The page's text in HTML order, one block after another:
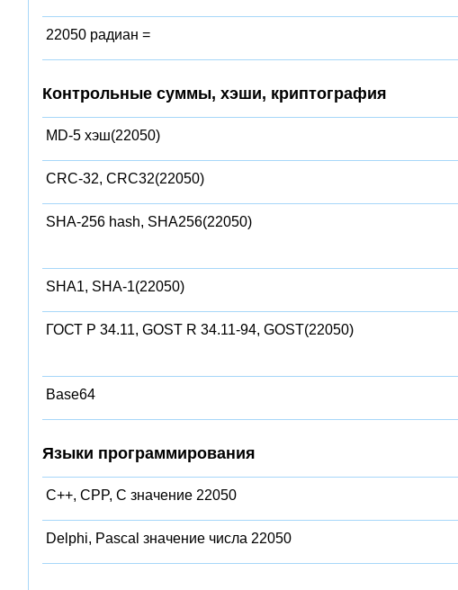
22050 радиан =
Контрольные суммы, хэши, криптография
MD-5 хэш(22050)
CRC-32, CRC32(22050)
SHA-256 hash, SHA256(22050)
SHA1, SHA-1(22050)
ГОСТ Р 34.11, GOST R 34.11-94, GOST(22050)
Base64
Языки программирования
C++, CPP, C значение 22050
Delphi, Pascal значение числа 22050